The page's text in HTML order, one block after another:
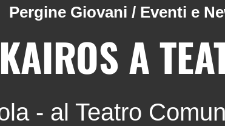
Pergine Giovani / Eventi e
A
- al Teatro